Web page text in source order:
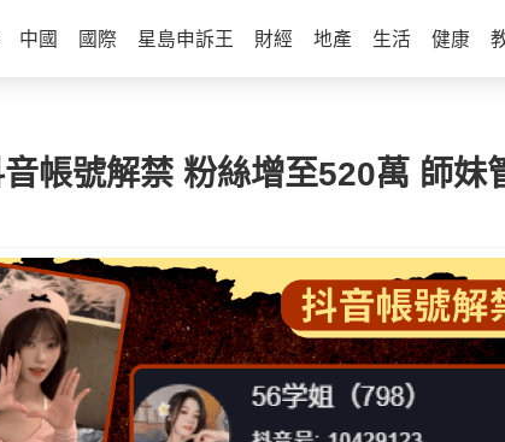
中國 國際 星島申訴王 財經 地產 生活 健康
帳號解禁 粉絲增至520萬 師妹